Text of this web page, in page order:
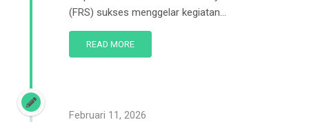
(FRS) sukses menggelar kegiatan...
READ MORE
Februari 11, 2026